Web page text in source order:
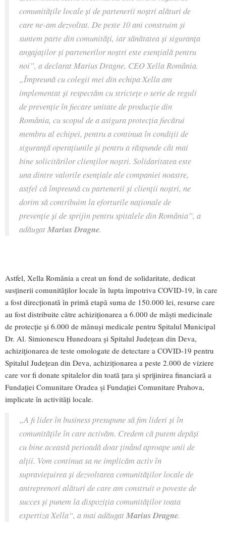
comunitățile locale și de partenerii noștri alături de
care ne-am dezvoltat. De peste 10 ani construim și
suntem parte din comunități, iar sănătatea și siguranța
angajaților și partenerilor noștri este esențială pentru
noi”, a declarat Marius Dragne, CEO Xella România.
„Împreună cu colegii mei din echipa Xella am
implementat și respectăm cu strictețe o serie de reguli
de prevenție în fiecare unitate de producție din
România, cu scopul de a asigura protecția fiecărui
membru al echipei, pentru a continua în condiții de
siguranță operațiunile și pentru a răspunde cât mai
bine solicitărilor clienților noștri. Solidaritatea este
una dintre valorile esențiale ale companiei noastre,
astfel că împreună cu partenerii și clienții noștri, ne
dorim să contribuim la eforturile naționale de
prevenție și de sprijin pentru spitalele din România”, a
adăugatMarius Dragne.
Astfel, Xella România a creat un fond de solidaritate, dedicat
susținerii comunităților locale în lupta împotriva COVID-19, în care
a fost direcționată în primă etapă suma de 150.000 lei, resurse care
au fost distribuite către achiziționarea a 6.000 de măști medicinale
de protecție și 6.000 de mănuși medicale pentru Spitalul Municipal
Dr. Al. Simionescu Hunedoara și Spitalul Județean din Deva,
achiziționarea de teste omologate de detectare a COVID-19 pentru
Spitalul Județean din Deva, achiziționarea a peste 2.000 de viziere
care vor fi donate spitalelor din toată țara și sprijinirea financiară a
Fundației Comunitare Oradea și Fundației Comunitare Prahova,
implicate în activități locale.
„A fi lider în business presupune să fim lideri și în
comunitățile în care activăm. Credem că putem depăși
cu bine această perioadă doar ținând aproape unii de
alții. Vom continua sa ne implicăm activ în
supraviețuirea și dezvoltarea comunităților locale de
antreprenori alături de care am construit o poveste de
succes și punem la dispoziția comunităților toata
expertiza Xella“, a mai adăugatMarius Dragne.